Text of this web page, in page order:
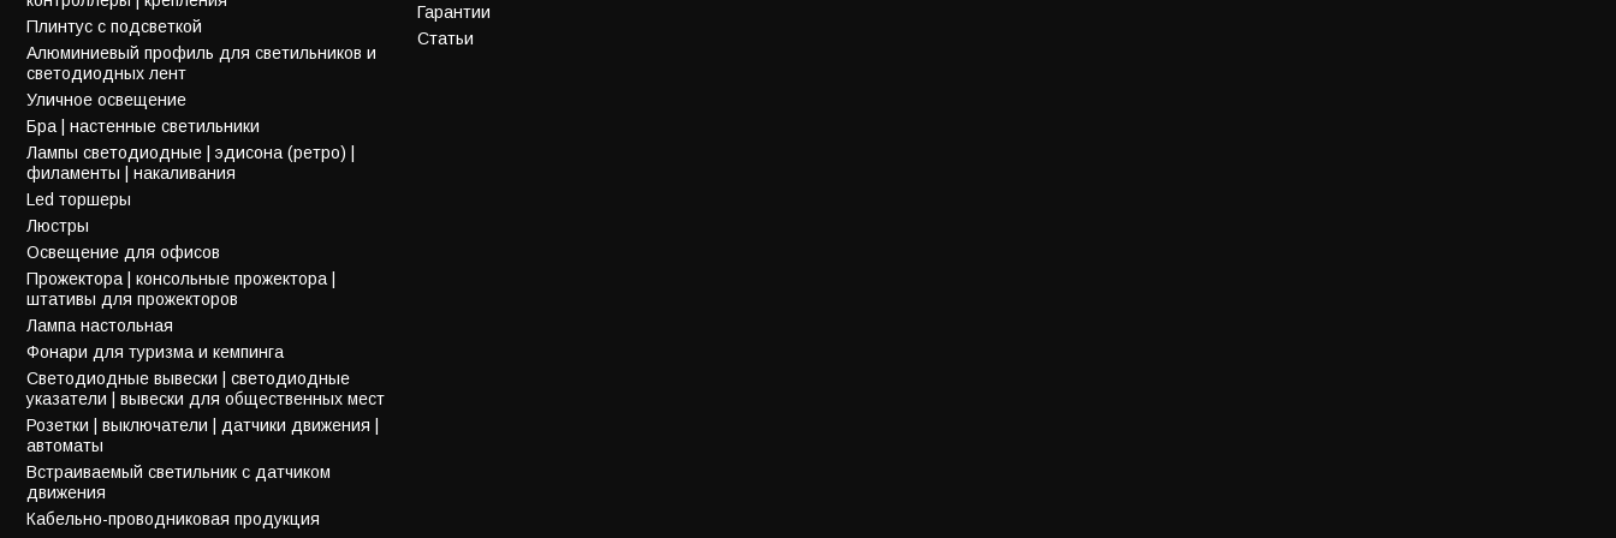
Плинтус с подсветкой
Алюминиевый профиль для светильников и
светодиодных лент
Уличное освещение
Бра | настенные светильники
Лампы светодиодные | эдисона (ретро) |
филаменты | накаливания
Led торшеры
Люстры
Освещение для офисов
Прожектора | консольные прожектора |
штативы для прожекторов
Лампа настольная
Фонари для туризма и кемпинга
Светодиодные вывески | светодиодные
указатели | вывески для общественных мест
Розетки | выключатели | датчики движения |
автоматы
Встраиваемый светильник с датчиком
движения
Кабельно-проводниковая продукция
Гарантии
Статьи